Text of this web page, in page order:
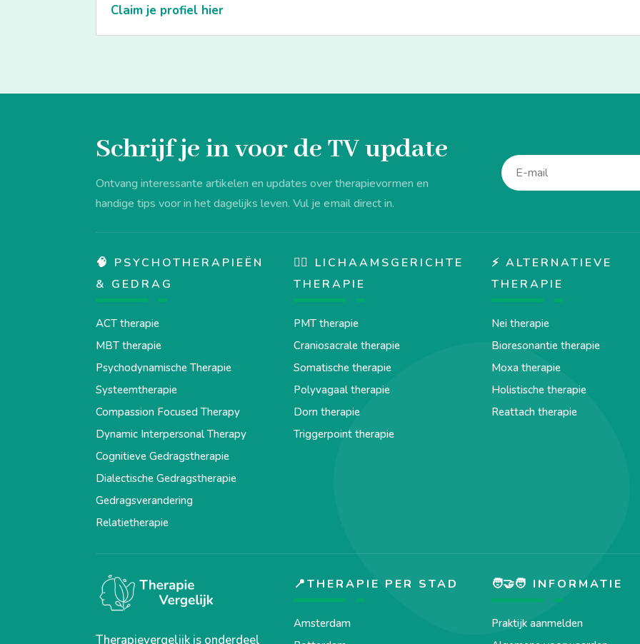
Claim je profiel hier
Schrijf je in voor de TV update
Ontvang interessante artikelen en updates over therapievormen en
handige tips voor in het dagelijks leven. Vul je email direct in.
🧠 PSYCHOTHERAPIEËN
& GEDRAG
ACT therapie
MBT therapie
Psychodynamische Therapie
Systeemtherapie
Compassion Focused Therapy
Dynamic Interpersonal Therapy
Cognitieve Gedragstherapie
Dialectische Gedragstherapie
Gedragsverandering
Relatietherapie
💆‍♂️ LICHAAMSGERICHTE
THERAPIE
PMT therapie
Craniosacrale therapie
Somatische therapie
Polyvagaal therapie
Dorn therapie
Triggerpoint therapie
⚡ ALTERNATIEVE
THERAPIE
Nei therapie
Bioresonantie therapie
Moxa therapie
Holistische therapie
Reattach therapie
Therapievergelijk is onderdeel
📍THERAPIE PER STAD
Amsterdam
🧑‍🤝‍🧑 INFORMATIE
Praktijk aanmelden